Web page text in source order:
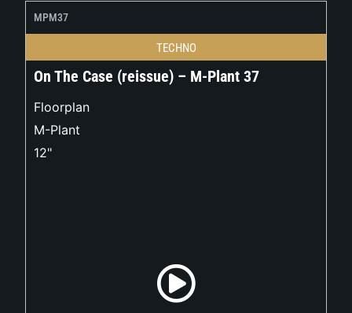
MPM37
TECHNO
On The Case (reissue) – M-Plant 37
Floorplan
M-Plant
12"